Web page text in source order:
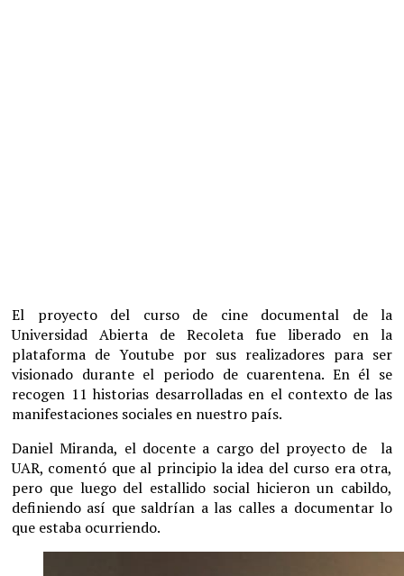
El proyecto del curso de cine documental de la
Universidad Abierta de Recoleta fue liberado en la
plataforma de Youtube por sus realizadores para ser
visionado durante el periodo de cuarentena. En él se
recogen 11 historias desarrolladas en el contexto de las
manifestaciones sociales en nuestro país.
Daniel Miranda, el docente a cargo del proyecto de la
UAR, comentó que al principio la idea del curso era otra,
pero que luego del estallido social hicieron un cabildo,
definiendo así que saldrían a las calles a documentar lo
que estaba ocurriendo.